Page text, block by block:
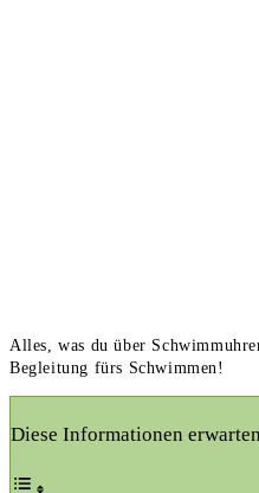
Alles, was du über
Begleitung fürs Schwimmen!
Diese Informationen